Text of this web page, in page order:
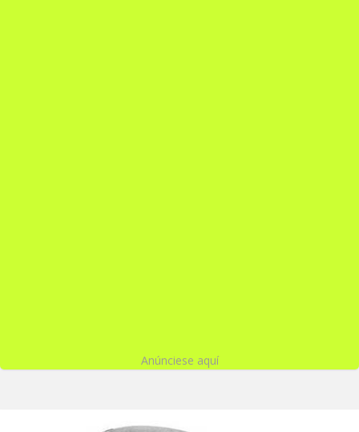
Anúnciese aquí